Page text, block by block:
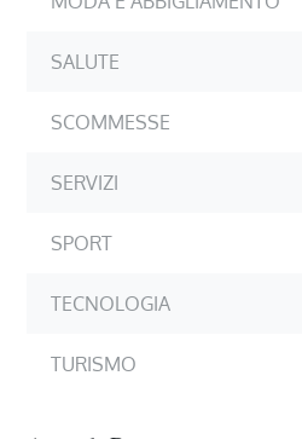
SALUTE
SCOMMESSE
SERVIZI
SPORT
TECNOLOGIA
TURISMO